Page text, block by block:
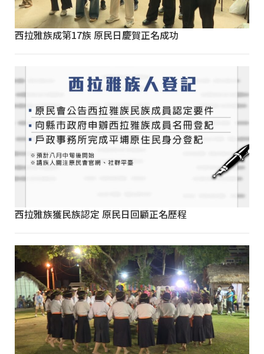
西拉雅族成第17族 原民日慶賀正名成功
西拉雅族獲民族認定 原民日回顧正名歷程